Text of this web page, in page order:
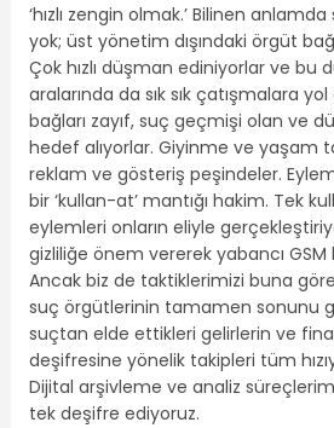
‘hızlı zengin olmak.’ Bilinen
yok; üst yönetim dışındaki örgüt
Çok hızlı düşman ediniyorlar ve bu
aralarında da sık sık çatışmalara
bağları zayıf, suç geçmişi olan ve
hedef alıyorlar. Giyinme ve yaşam
reklam ve gösteriş peşindeler.
bir ‘kullan-at’ mantığı hakim. Tek
eylemleri onların eliyle
gizliliğe önem vererek yabancı GSM
Ancak biz de taktiklerimizi buna
suç örgütlerinin tamamen sonunu
suçtan elde ettikleri gelirlerin ve
deşifresine yönelik takipleri tüm
Dijital arşivleme ve analiz
tek deşifre ediyoruz.